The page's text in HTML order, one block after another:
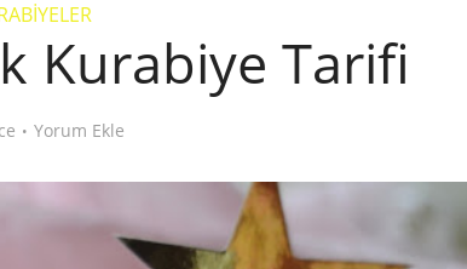
Kurabiye Tarifi
Yorum Ekle